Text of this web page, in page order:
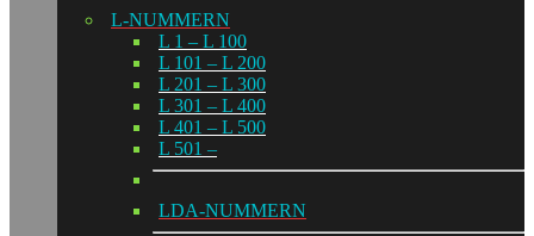
L-NUMMERN
L 1 – L 100
L 101 – L 200
L 201 – L 300
L 301 – L 400
L 401 – L 500
L 501 –
LDA-NUMMERN